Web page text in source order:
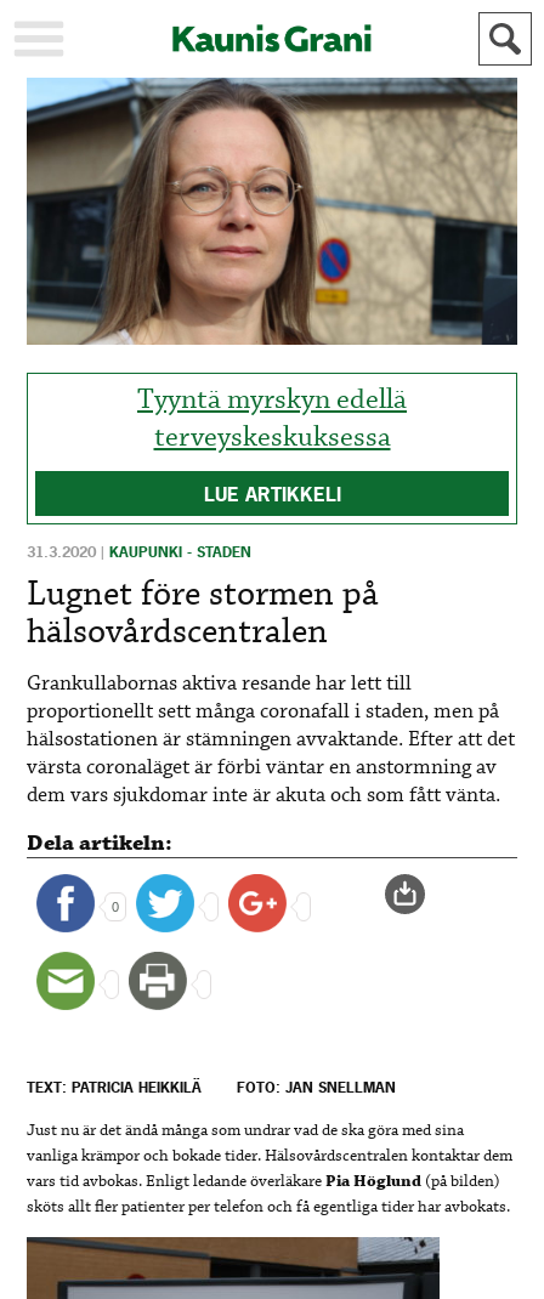
KAUPUNKI
STADEN
AJANKOHTAISTA
AKTUELLT
URHEILU
IDROTT
KULTTUURI
KULTUR
HISTORIA
HISTORIA
YLEINEN
ALLMÄN
FÖR
Tyyntä myrskyn edellä
terveyskeskuksessa
LUE ARTIKKELI
31.3.2020 |KAUPUNKI - STADEN
Lugnet före stormen på
hälsovårdscentralen
Grankullabornas aktiva resande har lett till
proportionellt sett många coronafall i staden, men på
hälsostationen är stämningen avvaktande. Efter att det
värsta coronaläget är förbi väntar en anstormning av
dem vars sjukdomar inte är akuta och som fått vänta.
Dela artikeln:
0
TEXT: PATRICIA HEIKKILÄ FOTO: JAN SNELLMAN
Just nu är det ändå många som undrar vad de ska göra med sina
vanliga krämpor och bokade tider. Hälsovårdscentralen kontaktar dem
vars tid avbokas. Enligt ledande överläkarePia Höglund (på bilden)
sköts allt fler patienter per telefon och få egentliga tider har avbokats.